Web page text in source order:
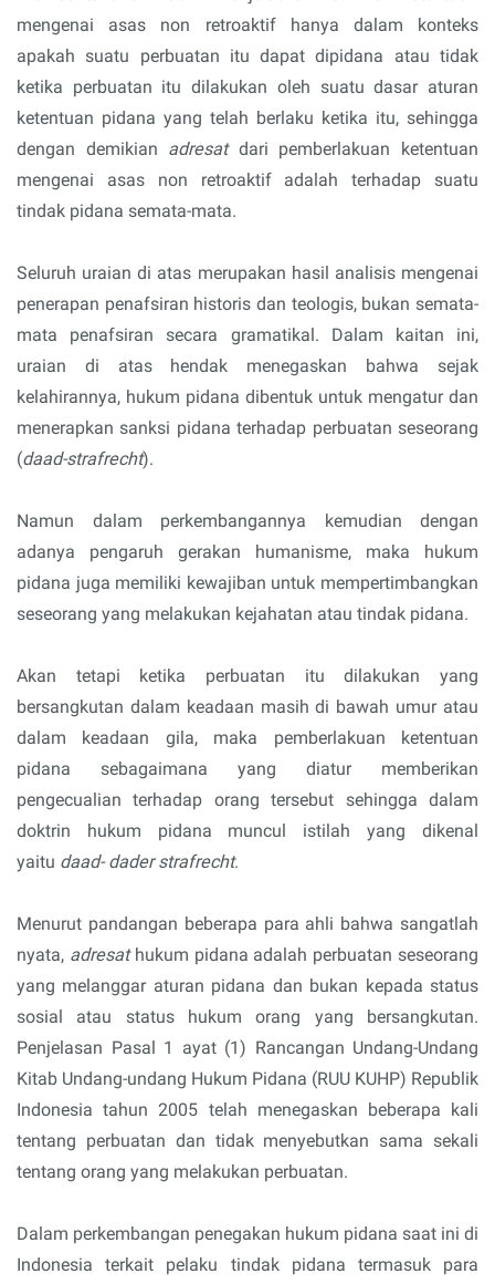
mengenai asas non retroaktif hanya dalam konteks
apakah suatu perbuatan itu dapat dipidana atau tidak
ketika perbuatan itu dilakukan oleh suatu dasar aturan
ketentuan pidana yang telah berlaku ketika itu, sehingga
dengan demikian adresat dari pemberlakuan ketentuan
mengenai asas non retroaktif adalah terhadap suatu
tindak pidana semata-mata.
Seluruh uraian di atas merupakan hasil analisis mengenai
penerapan penafsiran historis dan teologis, bukan semata-
mata penafsiran secara gramatikal. Dalam kaitan ini,
uraian di atas hendak menegaskan bahwa sejak
kelahirannya, hukum pidana dibentuk untuk mengatur dan
menerapkan sanksi pidana terhadap perbuatan seseorang
(daad-strafrecht).
Namun dalam perkembangannya kemudian dengan
adanya pengaruh gerakan humanisme, maka hukum
pidana juga memiliki kewajiban untuk mempertimbangkan
seseorang yang melakukan kejahatan atau tindak pidana.
Akan tetapi ketika perbuatan itu dilakukan yang
bersangkutan dalam keadaan masih di bawah umur atau
dalam keadaan gila, maka pemberlakuan ketentuan
pidana sebagaimana yang diatur memberikan
pengecualian terhadap orang tersebut sehingga dalam
doktrin hukum pidana muncul istilah yang dikenal
yaitu daad- dader strafrecht.
Menurut pandangan beberapa para ahli bahwa sangatlah
nyata, adresat hukum pidana adalah perbuatan seseorang
yang melanggar aturan pidana dan bukan kepada status
sosial atau status hukum orang yang bersangkutan.
Penjelasan Pasal 1 ayat (1) Rancangan Undang-Undang
Kitab Undang-undang Hukum Pidana (RUU KUHP) Republik
Indonesia tahun 2005 telah menegaskan beberapa kali
tentang perbuatan dan tidak menyebutkan sama sekali
tentang orang yang melakukan perbuatan.
Dalam perkembangan penegakan hukum pidana saat ini di
Indonesia terkait pelaku tindak pidana termasuk para